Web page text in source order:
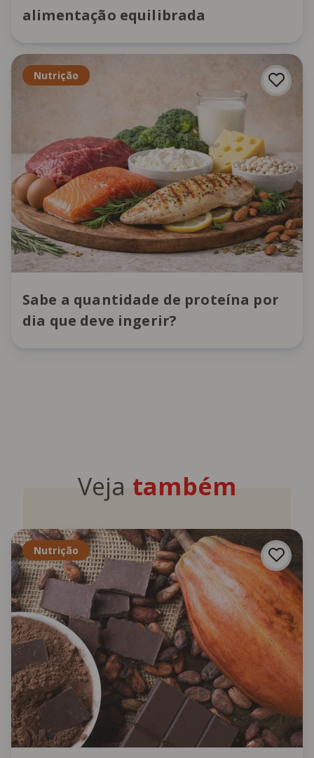
alimentação equilibrada
Nutrição
Sabe a quantidade de proteína por
dia que deve ingerir?
Veja também
Nutrição